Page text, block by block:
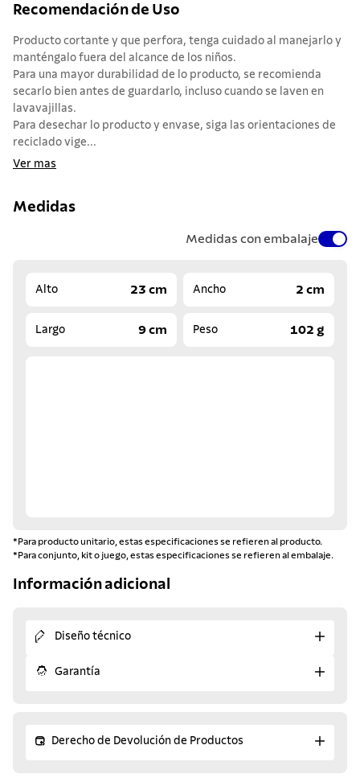
Recomendación de Uso
Producto cortante y que perfora, tenga cuidado al manejarlo y
manténgalo fuera del alcance de los niños.
Para una mayor durabilidad de lo producto, se recomienda
secarlo bien antes de guardarlo, incluso cuando se laven en
lavavajillas.
Para desechar lo producto y envase, siga las orientaciones de
reciclado vige...
Ver mas
Medidas
Medidas con embalaje
Alto 23 cm Ancho 2 cm
Largo 9 cm Peso 102 g
*Para producto unitario, estas especificaciones se refieren al producto.
*Para conjunto, kit o juego, estas especificaciones se refieren al embalaje.
Información adicional
Diseño técnico
Garantía
Derecho de Devolución de Productos